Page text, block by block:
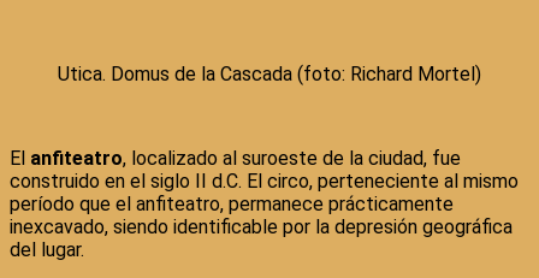
Utica. Domus de la Cascada (foto: Richard Mortel)
El anfiteatro, localizado al suroeste de la ciudad, fue
construido en el siglo II d.C. El circo, perteneciente al mismo
período que el anfiteatro, permanece prácticamente
inexcavado, siendo identificable por la depresión geográfica
del lugar.